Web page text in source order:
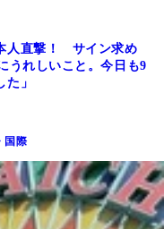
人直撃！ サイン求め
うれしいこと。今日も9
」
国際